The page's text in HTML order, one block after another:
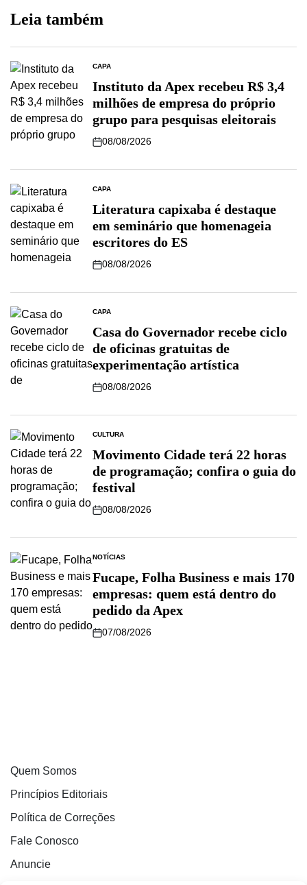
Leia também
CAPA
Instituto da Apex recebeu R$ 3,4
milhões de empresa do próprio
grupo para pesquisas eleitorais
08/08/2026
CAPA
Literatura capixaba é destaque
em seminário que homenageia
escritores do ES
08/08/2026
CAPA
Casa do Governador recebe ciclo
de oficinas gratuitas de
experimentação artística
08/08/2026
CULTURA
Movimento Cidade terá 22 horas
de programação; confira o guia do
festival
08/08/2026
NOTÍCIAS
Fucape, Folha Business e mais 170
empresas: quem está dentro do
pedido da Apex
07/08/2026
Quem Somos
Princípios Editoriais
Política de Correções
Fale Conosco
Anuncie